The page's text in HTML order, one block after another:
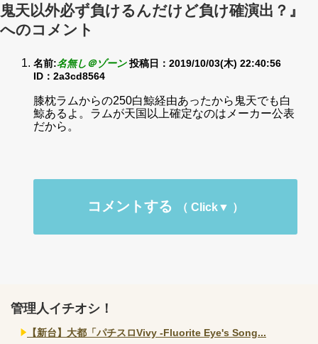
鬼天以外必ず負けるんだけど負け確演出？』
へのコメント
名前:名無し＠ゾーン 投稿日：2019/10/03(木) 22:40:56
ID：2a3cd8564
膝枕ラムからの250白鯨経由あったから鬼天でも白
鯨あるよ。ラムが天国以上確定なのはメーカー公表
だから。
コメントする
管理人イチオシ！
【新台】大都「パチスロVivy -Fluorite Eye's Song...